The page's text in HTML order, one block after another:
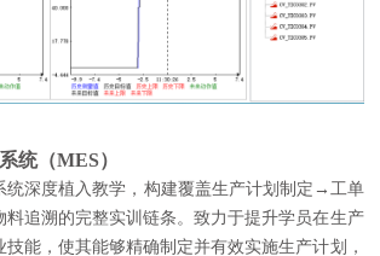
统（MES）
统深度植入教学，构建覆盖生产计划制定→工单
追溯的完整实训链条。致力于提升学员在生产
能，使其能够精确制定并有效实施生产计划，